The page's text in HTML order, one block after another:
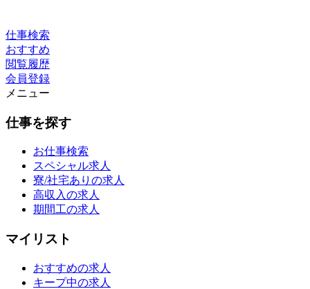
仕事検索
おすすめ
閲覧履歴
会員登録
メニュー
仕事を探す
お仕事検索
スペシャル求人
寮/社宅ありの求人
高収入の求人
期間工の求人
マイリスト
おすすめの求人
キープ中の求人